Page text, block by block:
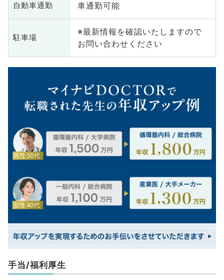
自動車通勤 車通勤可能
駐車場
※最新情報を確認いたしますので
お問い合わせください
手当/福利厚生